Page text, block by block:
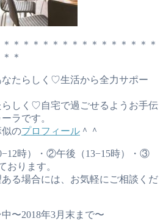
＊＊＊＊＊＊＊＊＊＊＊＊＊＊＊
＊
たらしく♡生活から全力サポー
しく♡自宅で過ごせるようお手伝
ラです。
のプロフィール ＾＾
時）・②午後（13−15時）・③
おります。
る場合には、お気軽にご相談くだ
〜2018年3月末まで〜